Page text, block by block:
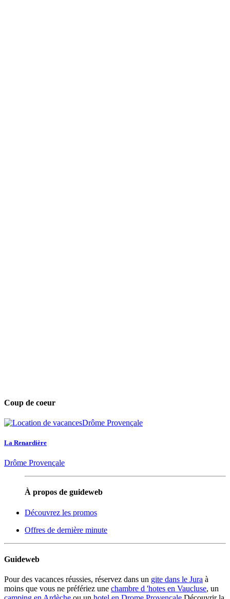
Coup de coeur
La Renardière
Drôme Provençale
À propos de guideweb
Découvrez les promos
Offres de dernière minute
Guideweb
Pour des vacances réussies, réservez dans un gite dans le Jura à
moins que vous ne préfériez une chambre d 'hotes en Vaucluse, un